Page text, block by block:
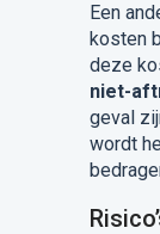
Een
kosten
deze
niet-
geval
wordt